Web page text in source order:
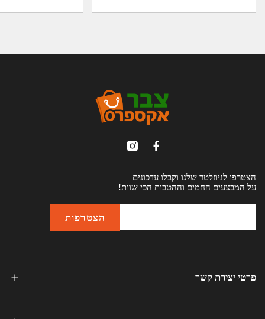
הצטרפו לניוזלטר שלנו וקבלו עדכונים
על המבצעים החמים וההטבות הכי שוות!
פרטי יצירת קשר